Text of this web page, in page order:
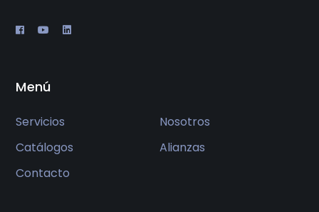
Menú
Servicios
Nosotros
Catálogos
Alianzas
Contacto